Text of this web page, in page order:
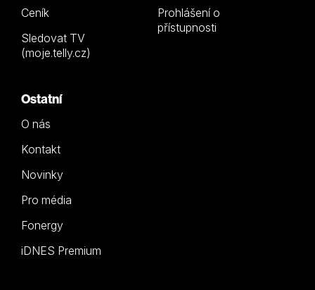
Ceník
Sledovat TV
(moje.telly.cz)
Prohlášení o
přístupnosti
Ostatní
O nás
Kontakt
Novinky
Pro média
Fonergy
iDNES Premium